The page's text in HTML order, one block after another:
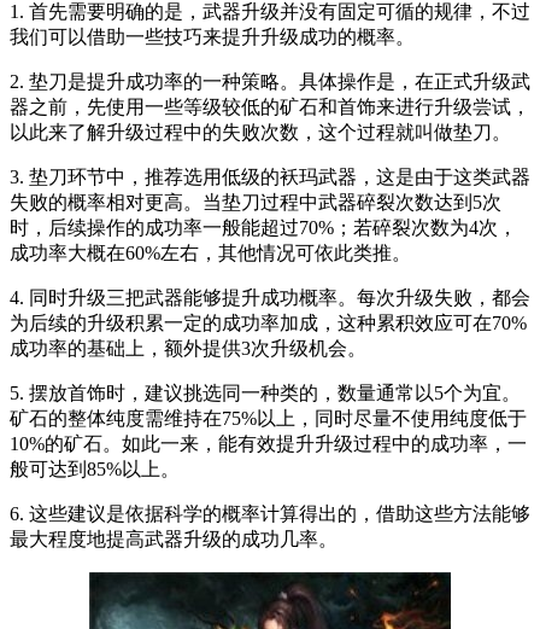
1. 首先需要明确的是，武器升级并没有固定可循的规律，不过
我们可以借助一些技巧来提升升级成功的概率。
2. 垫刀是提升成功率的一种策略。具体操作是，在正式升级武
器之前，先使用一些等级较低的矿石和首饰来进行升级尝试，
以此来了解升级过程中的失败次数，这个过程就叫做垫刀。
3. 垫刀环节中，推荐选用低级的袄玛武器，这是由于这类武器
失败的概率相对更高。当垫刀过程中武器碎裂次数达到5次
时，后续操作的成功率一般能超过70%；若碎裂次数为4次，
成功率大概在60%左右，其他情况可依此类推。
4. 同时升级三把武器能够提升成功概率。每次升级失败，都会
为后续的升级积累一定的成功率加成，这种累积效应可在70%
成功率的基础上，额外提供3次升级机会。
5. 摆放首饰时，建议挑选同一种类的，数量通常以5个为宜。
矿石的整体纯度需维持在75%以上，同时尽量不使用纯度低于
10%的矿石。如此一来，能有效提升升级过程中的成功率，一
般可达到85%以上。
6. 这些建议是依据科学的概率计算得出的，借助这些方法能够
最大程度地提高武器升级的成功几率。